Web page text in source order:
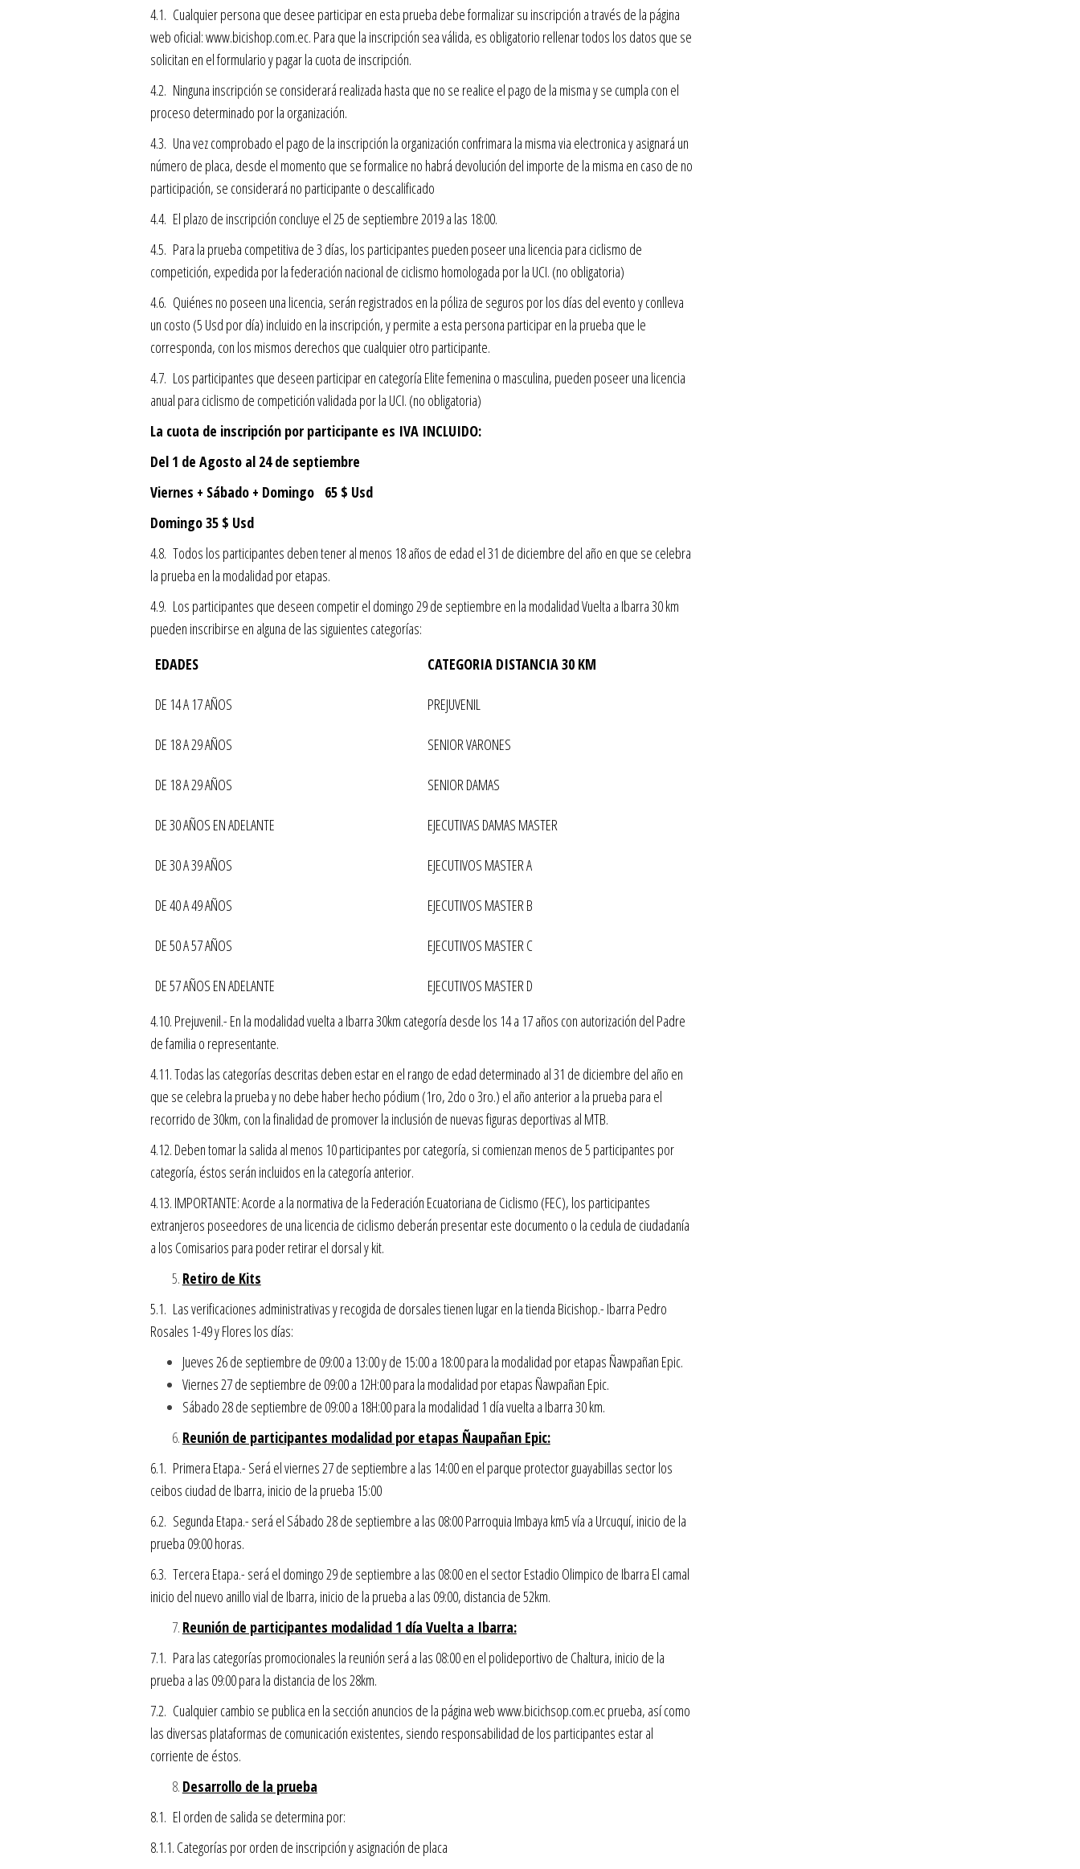
4.1. Cualquier persona que desee participar en esta prueba debe formalizar su inscripción a través de la página
web oficial: www.bicishop.com.ec. Para que la inscripción sea válida, es obligatorio rellenar todos los datos que se
solicitan en el formulario y pagar la cuota de inscripción.
4.2. Ninguna inscripción se considerará realizada hasta que no se realice el pago de la misma y se cumpla con el
proceso determinado por la organización.
4.3. Una vez comprobado el pago de la inscripción la organización confrimara la misma via electronica y asignará un
número de placa, desde el momento que se formalice no habrá devolución del importe de la misma en caso de no
participación, se considerará no participante o descalificado
4.4. El plazo de inscripción concluye el 25 de septiembre 2019 a las 18:00.
4.5. Para la prueba competitiva de 3 días, los participantes pueden poseer una licencia para ciclismo de
competición, expedida por la federación nacional de ciclismo homologada por la UCI. (no obligatoria)
4.6. Quiénes no poseen una licencia, serán registrados en la póliza de seguros por los días del evento y conlleva
un costo (5 Usd por día) incluido en la inscripción, y permite a esta persona participar en la prueba que le
corresponda, con los mismos derechos que cualquier otro participante.
4.7. Los participantes que deseen participar en categoría Elite femenina o masculina, pueden poseer una licencia
anual para ciclismo de competición validada por la UCI. (no obligatoria)
La cuota de inscripción por participante es IVA INCLUIDO:
Del 1 de Agosto al 24 de septiembre
Viernes + Sábado + Domingo 65 $ Usd
Domingo 35 $ Usd
4.8. Todos los participantes deben tener al menos 18 años de edad el 31 de diciembre del año en que se celebra
la prueba en la modalidad por etapas.
4.9. Los participantes que deseen competir el domingo 29 de septiembre en la modalidad Vuelta a Ibarra 30 km
pueden inscribirse en alguna de las siguientes categorías:
EDADES
CATEGORIA DISTANCIA 30 KM
DE 14 A 17 AÑOS PREJUVENIL
DE 18 A 29 AÑOS SENIOR VARONES
DE 18 A 29 AÑOS SENIOR DAMAS
DE 30 AÑOS EN ADELANTE EJECUTIVAS DAMAS MASTER
DE 30 A 39 AÑOS EJECUTIVOS MASTER A
DE 40 A 49 AÑOS EJECUTIVOS MASTER B
DE 50 A 57 AÑOS EJECUTIVOS MASTER C
DE 57 AÑOS EN ADELANTE
EJECUTIVOS MASTER D
4.10. Prejuvenil.- En la modalidad vuelta a Ibarra 30km categoría desde los 14 a 17 años con autorización del Padre
de familia o representante.
4.11. Todas las categorías descritas deben estar en el rango de edad determinado al 31 de diciembre del año en
que se celebra la prueba y no debe haber hecho pódium (1ro, 2do o 3ro.) el año anterior a la prueba para el
recorrido de 30km, con la finalidad de promover la inclusión de nuevas figuras deportivas al MTB.
4.12. Deben tomar la salida al menos 10 participantes por categoría, si comienzan menos de 5 participantes por
categoría, éstos serán incluidos en la categoría anterior.
4.13. IMPORTANTE: Acorde a la normativa de la Federación Ecuatoriana de Ciclismo (FEC), los participantes
extranjeros poseedores de una licencia de ciclismo deberán presentar este documento o la cedula de ciudadanía
a los Comisarios para poder retirar el dorsal y kit.
Retiro de Kits
5.1. Las verificaciones administrativas y recogida de dorsales tienen lugar en la tienda Bicishop.- Ibarra Pedro
Rosales 1-49 y Flores los días:
Jueves 26 de septiembre de 09:00 a 13:00 y de 15:00 a 18:00 para la modalidad por etapas Ñawpañan Epic.
Viernes 27 de septiembre de 09:00 a 12H:00 para la modalidad por etapas Ñawpañan Epic.
Sábado 28 de septiembre de 09:00 a 18H:00 para la modalidad 1 día vuelta a Ibarra 30 km.
Reunión de participantes modalidad por etapas Ñaupañan Epic:
6.1. Primera Etapa.- Será el viernes 27 de septiembre a las 14:00 en el parque protector guayabillas sector los
ceibos ciudad de Ibarra, inicio de la prueba 15:00
6.2. Segunda Etapa.- será el Sábado 28 de septiembre a las 08:00 Parroquia Imbaya km5 vía a Urcuquí, inicio de la
prueba 09:00 horas.
6.3. Tercera Etapa.- será el domingo 29 de septiembre a las 08:00 en el sector Estadio Olimpico de Ibarra El camal
inicio del nuevo anillo vial de Ibarra, inicio de la prueba a las 09:00, distancia de 52km.
Reunión de participantes modalidad 1 día Vuelta a Ibarra:
7.1. Para las categorías promocionales la reunión será a las 08:00 en el polideportivo de Chaltura, inicio de la
prueba a las 09:00 para la distancia de los 28km.
7.2. Cualquier cambio se publica en la sección anuncios de la página web www.bicichsop.com.ec prueba, así como
las diversas plataformas de comunicación existentes, siendo responsabilidad de los participantes estar al
corriente de éstos.
Desarrollo de la prueba
8.1. El orden de salida se determina por:
8.1.1. Categorías por orden de inscripción y asignación de placa